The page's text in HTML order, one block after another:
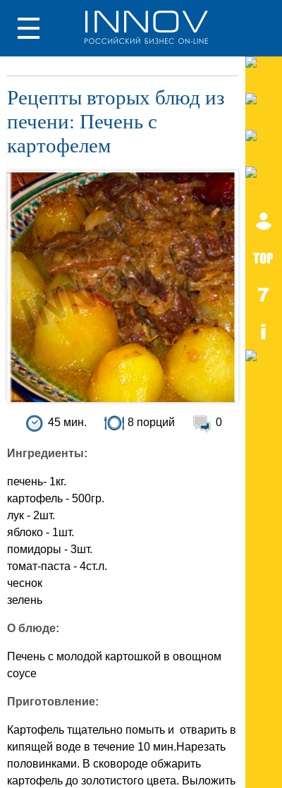
Рецепты вторых блюд из
печени: Печень с
картофелем
45 мин. 8 порций 0
Ингредиенты:
печень- 1кг.
картофель - 500гр.
лук - 2шт.
яблоко - 1шт.
помидоры - 3шт.
томат-паста - 4ст.л.
чеснок
зелень
О блюде:
Печень с молодой картошкой в овощном
соусе
Приготовление:
Картофель тщательно помыть и отварить в
кипящей воде в течение 10 мин.Нарезать
половинками. В сковороде обжарить
картофель до золотистого цвета. Выложить